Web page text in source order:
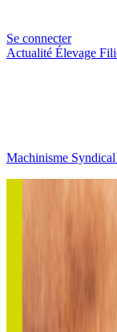
Se connecter
Actualité Élevage
Machinisme Syndical